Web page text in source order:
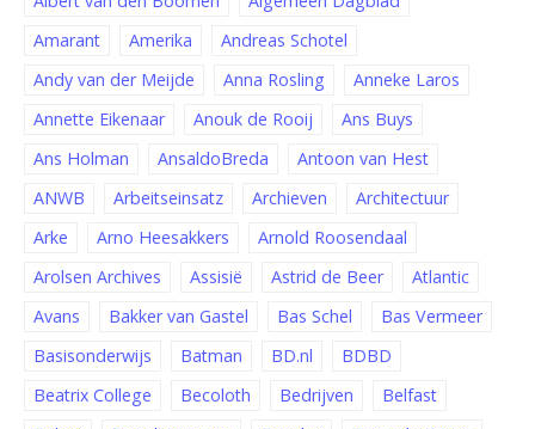
Amarant
Amerika
Andreas Schotel
Andy van der Meijde
Anna Rosling
Anneke Laros
Annette Eikenaar
Anouk de Rooij
Ans Buys
Ans Holman
AnsaldoBreda
Antoon van Hest
ANWB
Arbeitseinsatz Archieven
Architectuur
Arke
Arno Heesakkers
Arnold Roosendaal
Arolsen Archives
Assisië Astrid de Beer
Atlantic
Avans
Bakker van Gastel Bas Schel
Bas Vermeer
Basisonderwijs
Batman BD.nl
BDBD
Beatrix College
Becoloth Bedrijven
Belfast